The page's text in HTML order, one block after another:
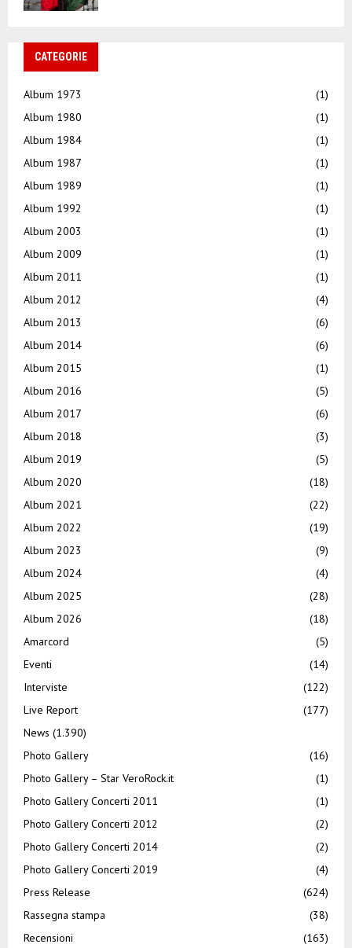
CATEGORIE
Album 1973
(1)
Album 1980
(1)
Album 1984
(1)
Album 1987
(1)
Album 1989
(1)
Album 1992
(1)
Album 2003
(1)
Album 2009
(1)
Album 2011
(1)
Album 2012
(4)
Album 2013
(6)
Album 2014
(6)
Album 2015
(1)
Album 2016
(5)
Album 2017
(6)
Album 2018
(3)
Album 2019
(5)
Album 2020
(18)
Album 2021
(22)
Album 2022
(19)
Album 2023
(9)
Album 2024
(4)
Album 2025
(28)
Album 2026
(18)
Amarcord
(5)
Eventi
(14)
Interviste
(122)
Live Report
(177)
News (1.390)
Photo Gallery
(16)
Photo Gallery – Star VeroRock.it
(1)
Photo Gallery Concerti 2011
(1)
Photo Gallery Concerti 2012
(2)
Photo Gallery Concerti 2014
(2)
Photo Gallery Concerti 2019
(4)
Press Release
(624)
Rassegna stampa
(38)
Recensioni
(163)